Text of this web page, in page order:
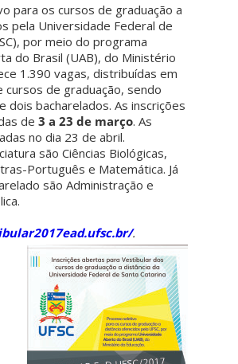
para os cursos de graduação a
pela Universidade Federal de
por meio do programa
do Brasil (UAB), do Ministério
1.390 vagas, distribuídas em
de graduação, sendo
dois bacharelados. As inscrições
de3 a 23 de março. As
no dia 23 de abril.
são Ciências Biológicas,
Português e Matemática. Já
são Administração e
.